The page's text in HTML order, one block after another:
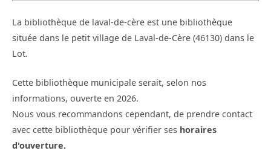
La bibliothèque de laval-de-cère est une bibliothèque
située dans le petit village de Laval-de-Cère (46130) dans le
Lot.
Cette bibliothèque municipale serait, selon nos
informations, ouverte en 2026.
Nous vous recommandons cependant, de prendre contact
avec cette bibliothèque pour vérifier ses horaires
d'ouverture.